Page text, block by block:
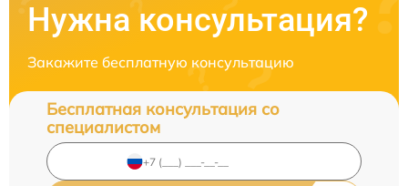
Нужна консультация?
Закажите бесплатную консультацию
Бесплатная консультация со
специалистом